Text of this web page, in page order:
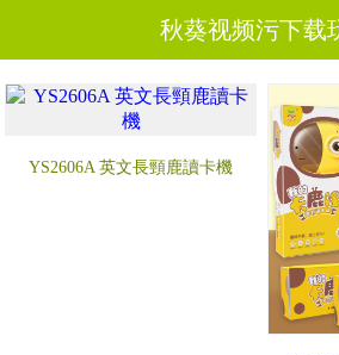
秋葵视频污下载
YS2606A 英文長頸鹿讀卡機